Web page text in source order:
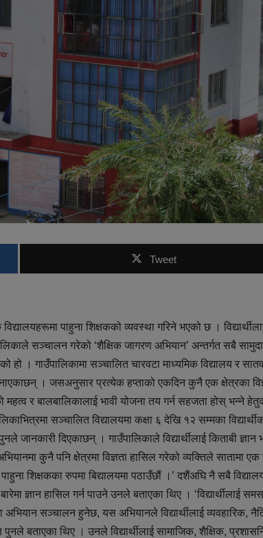
Tweet
पाहुना शिक्षकको व्यवस्था गरिने भएको छ ।
सञ्चालन गरेको ‘शैक्षिक जागरण अभियान’ अन्तर्गत सबै
हो । गाउँपालिकामा सञ्चालित चारवटा माध्यमिक विद्यालय र
। जसअनुसार प्रत्येक हप्ताको एकदिन कुनै एक क्षेत्रका
र बालबालिकालाई भावी योजना तय गर्न सहजता होस् भन्ने
सञ्चालित विद्यालयमा कक्षा ६ देखि १२ सम्मका
जानकारी दिएकाछन् । गाउँपालिकाले विद्यार्थीलाई किताबी ज्ञान
कुनै पनि क्षेत्रमा विज्ञता हासिल गरेको व्यक्तिले सातामा एक
शिक्षकका रुपमा बिद्यालयमा पठाउँछौं ।’ दशैंअघि नै सबै
ज्ञान हासिल गर्न पाउने उनले बताएका थिए । ‘विद्यार्थीलाई
सञ्चालन हुनेछ, यस अभियानले विद्यार्थीलाई व्यवहारिक,
बताएका थिए । उनले विद्यार्थीलाई सामाजिक, शैक्षिक,